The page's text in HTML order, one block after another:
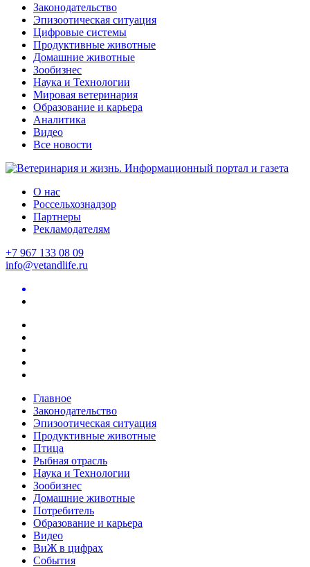
Законодательство
Эпизоотическая ситуация
Цифровые системы
Продуктивные животные
Домашние животные
Зообизнес
Наука и Технологии
Мировая ветеринария
Образование и карьера
Аналитика
Видео
Все новости
О нас
Россельхознадзор
Партнеры
Рекламодателям
+7 967 133 08 09
info@vetandlife.ru
Главное
Законодательство
Эпизоотическая ситуация
Продуктивные животные
Птица
Рыбная отрасль
Наука и Технологии
Зообизнес
Домашние животные
Потребитель
Образование и карьера
Видео
ВиЖ в цифрах
События